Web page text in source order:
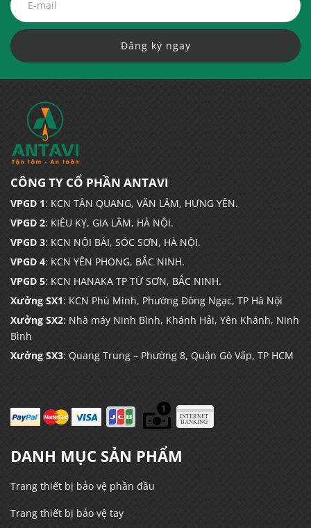
Đăng ký ngay
CÔNG TY CỔ PHẦN ANTAVI
VPGD 1: KCN TÂN QUANG, VĂN LÂM, HƯNG YÊN.
VPGD 2: KIÊU KỴ, GIA LÂM, HÀ NỘI.
VPGD 3: KCN NỘI BÀI, SÓC SƠN, HÀ NỘI.
VPGD 4: KCN YÊN PHONG, BẮC NINH.
VPGD 5: KCN HANAKA TP TỪ SƠN, BẮC NINH.
Xưởng SX1: KCN Phú Minh, Phường Đông Ngạc, TP Hà Nội
Xưởng SX2: Nhà máy Ninh Bình, Khánh Hải, Yên Khánh, Ninh
Bình
Xưởng SX3: Quang Trung – Phường 8, Quận Gò Vấp, TP HCM
DANH MỤC SẢN PHẨM
Trang thiết bị bảo vệ phần đầu
Trang thiết bị bảo vệ tay